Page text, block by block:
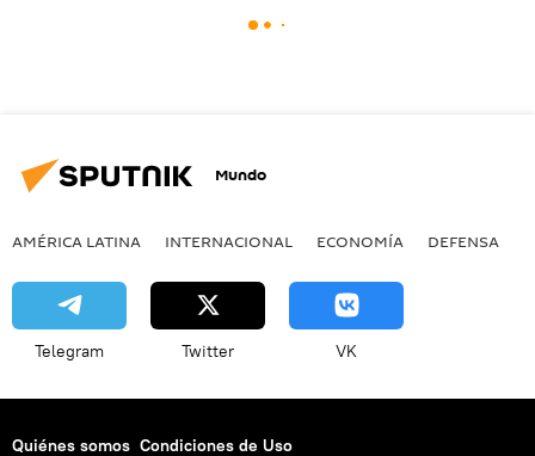
Mundo
AMÉRICA LATINA INTERNACIONAL ECONOMÍA DEFENSA
Telegram Twitter VK
Quiénes somos Condiciones de Uso